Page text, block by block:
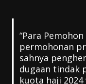
“Para
permohonan
sahnya
dugaan tindak
kuota haji